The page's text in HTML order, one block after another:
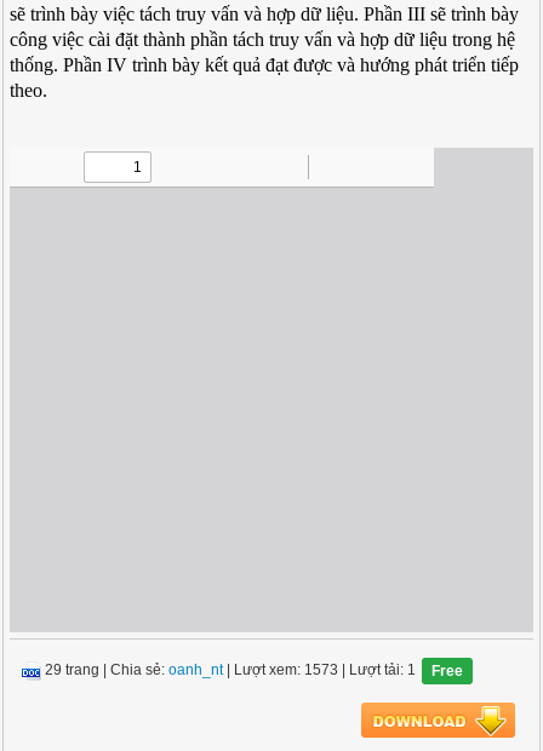
sẽ trình bày việc tách truy vấn và hợp dữ liệu. Phần III sẽ trình bày
công việc cài đặt thành phần tách truy vấn và hợp dữ liệu trong hệ
thống. Phần IV trình bày kết quả đạt được và hướng phát triển tiếp
theo.
29 trang |Chia sẻ:oanh_nt| Lượt xem: 1573 | Lượt tải: 1 Free